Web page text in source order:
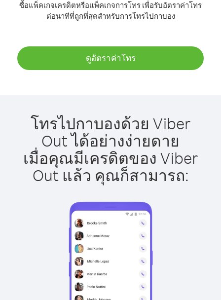
ซื้อแพ็คเกจเครดิตหรือแพ็คเกจการโทร เพื่อรับอัตราค่าโทร
ต่อนาทีที่ถูกที่สุดสำหรับการโทรไปกาบอง
ดูอัตราค่าโทร
โทรไปกาบองด้วย Viber
Out ได้อย่างง่ายดาย
เมื่อคุณมีเครดิตของ Viber
Out แล้ว คุณก็สามารถ: